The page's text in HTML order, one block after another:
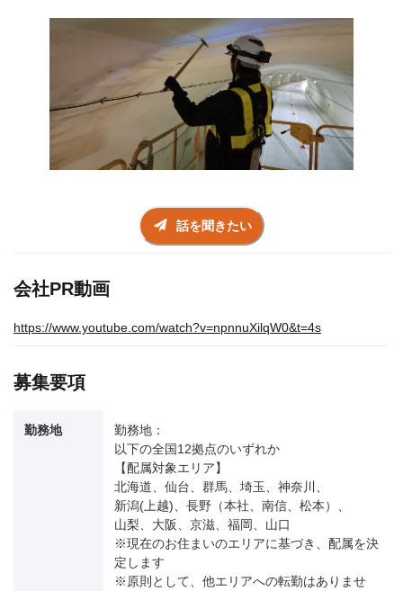
話を聞きたい
会社PR動画
https://www.youtube.com/watch?v=npnnuXilqW0&t=4s
募集要項
勤務地
勤務地：
以下の全国12拠点のいずれか
【配属対象エリア】
北海道、仙台、群馬、埼玉、神奈川、
新潟(上越)、長野（本社、南信、松本）、
山梨、大阪、京滋、福岡、山口
※現在のお住まいのエリアに基づき、配属を決
定します
※原則として、他エリアへの転勤はありませ